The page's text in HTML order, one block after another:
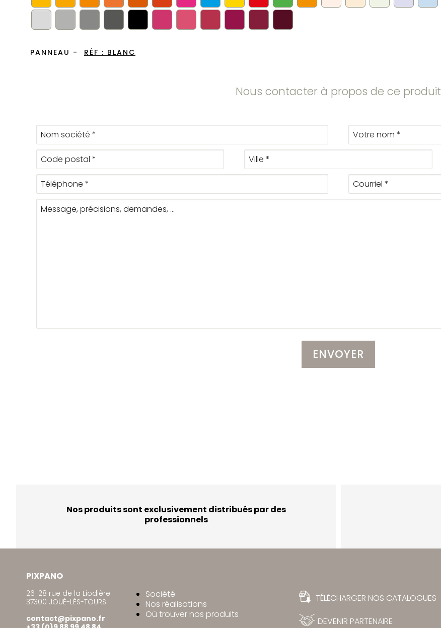
PANNEAU - RÉF : BLANC
Nous contacter à propos de ce produit
Nos produits sont exclusivement distribués par des
professionnels
PIXPANO
26-28 rue de la Liodière
37300 JOUÉ-LÈS-TOURS
contact@pixpano.fr
Société
Nos réalisations
Où trouver nos produits
TÉLÉCHARGER NOS CATALOGUES
DEVENIR PARTENAIRE